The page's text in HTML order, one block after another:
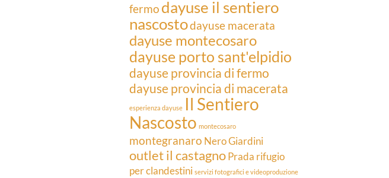
fermo dayuse il sentiero
nascostodayuse macerata
dayuse montecosaro
dayuse porto sant'elpidio
dayuse provincia di fermo
dayuse provincia di macerata
esperienza dayuse Il Sentiero
Nascosto montecosaro
montegranaro Nero Giardini
outlet il castagnoPrada rifugio
per clandestini servizi fotografici e videoproduzione